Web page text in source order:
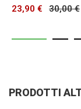
23,90 € 30,00 €
PRODOTTI